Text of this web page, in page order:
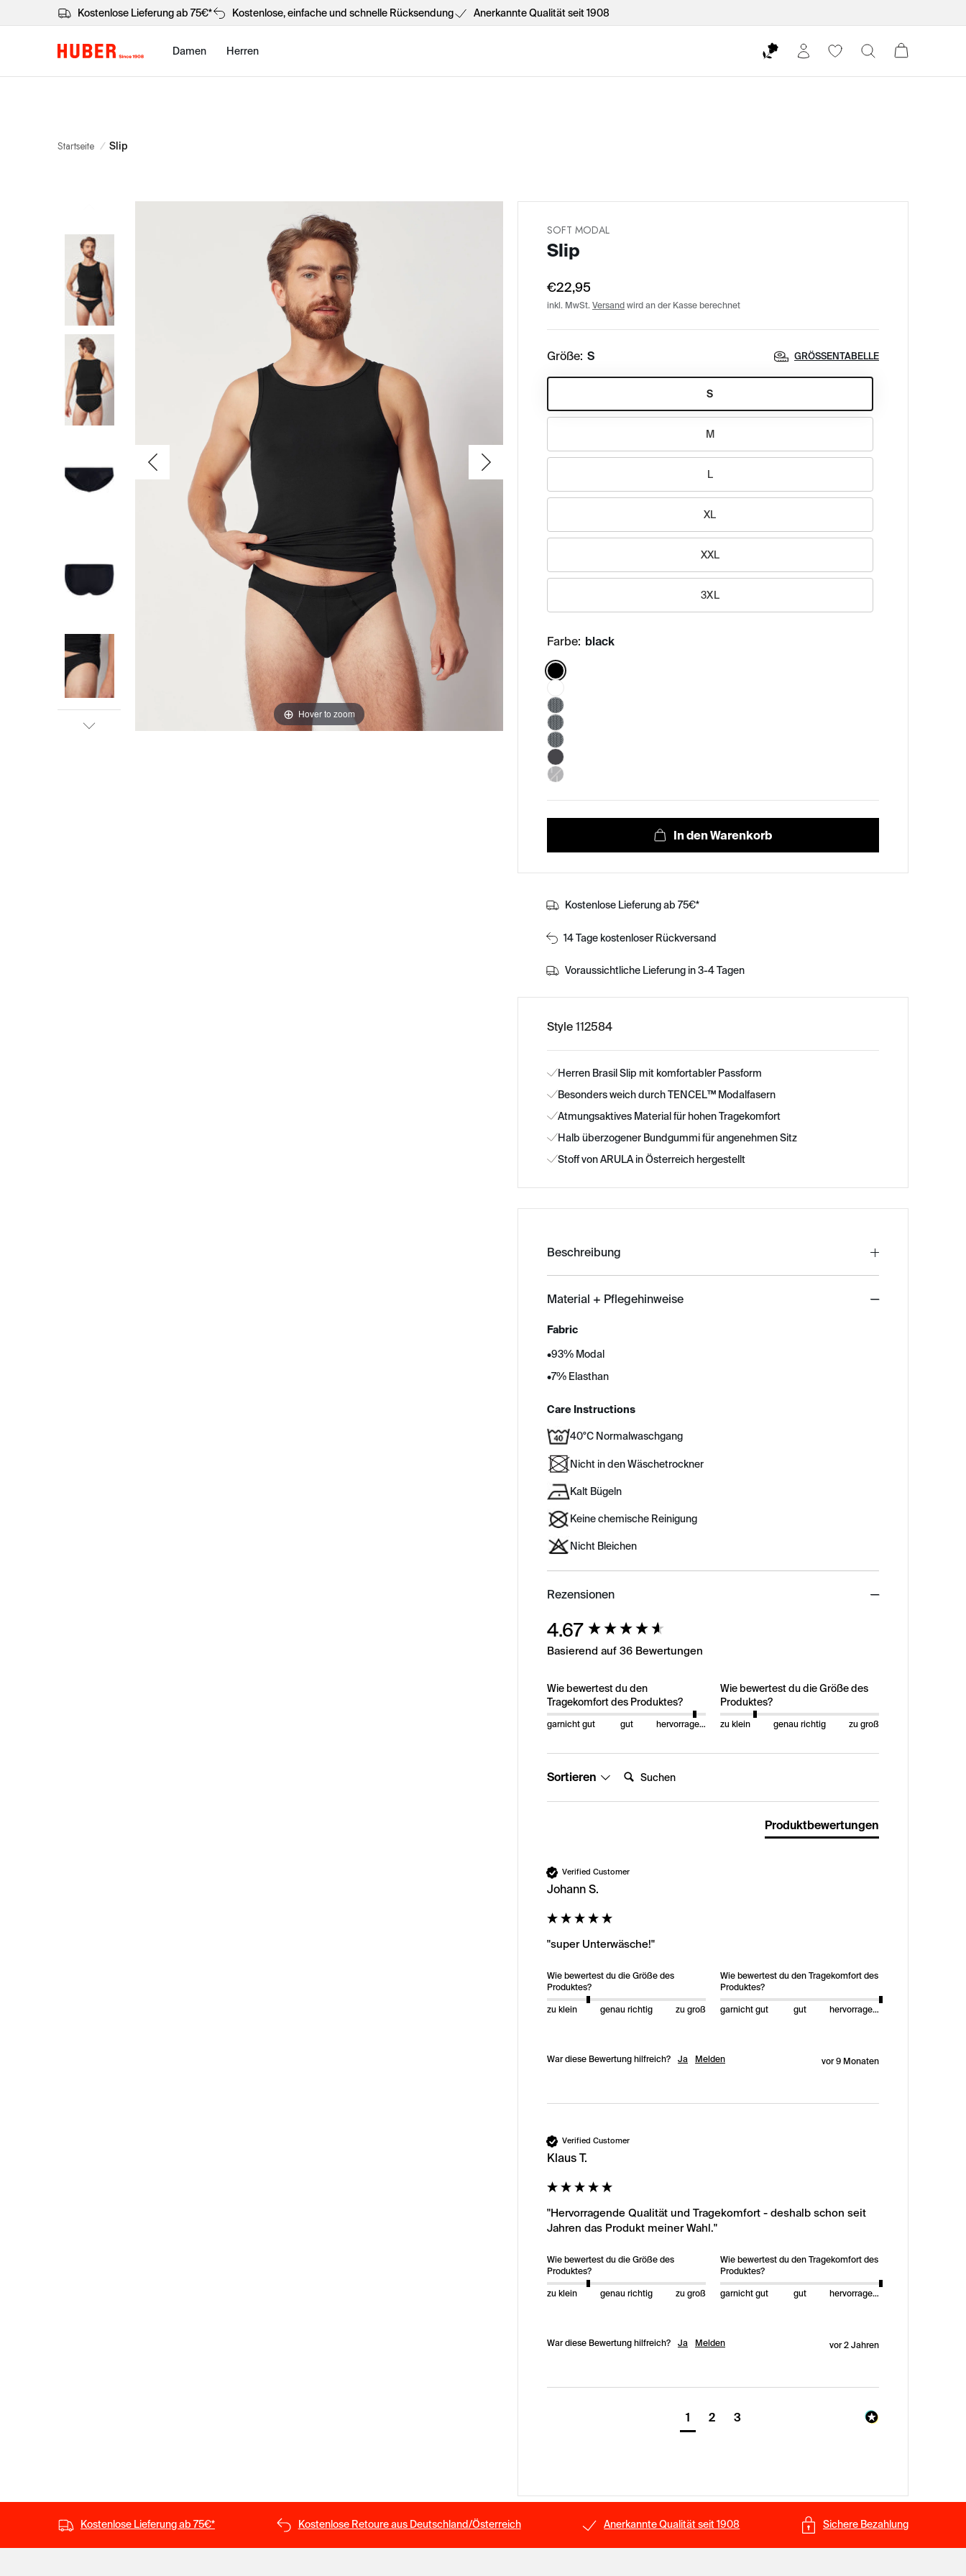
Kostenlose Lieferung ab 75€* Kostenlose, einfache und schnelle Rücksendung Anerkannte Qualität seit 1908
Damen Herren
Startseite / Slip
Hover to zoom
SOFT MODAL
Slip
€22,95
inkl. MwSt. Versand wird an der Kasse berechnet
Größe: S GRÖSSENTABELLE
S
M
L
XL
XXL
3XL
Farbe: black
Color:
Kostenlose Lieferung ab 75€*
14 Tage kostenloser Rückversand
Voraussichtliche Lieferung in 3-4 Tagen
Style 112584
Herren Brasil Slip mit komfortabler Passform
Besonders weich durch TENCEL™ Modalfasern
Atmungsaktives Material für hohen Tragekomfort
Halb überzogener Bundgummi für angenehmen Sitz
Stoff von ARULA in Österreich hergestellt
Beschreibung
Material + Pflegehinweise
Fabric
•93% Modal
•7% Elasthan
Care Instructions
40°C Normalwaschgang
Nicht in den Wäschetrockner
Kalt Bügeln
Keine chemische Reinigung
Nicht Bleichen
Rezensionen
4.67
Basierend auf 36 Bewertungen
Wie bewertest du den
Tragekomfort des Produktes?
garnicht gut gut hervorragend
Wie bewertest du die Größe des
Produktes?
zu klein genau richtig zu groß
Sortieren
Produktbewertungen
Verified Customer
Johann S.
"super Unterwäsche!"
Wie bewertest du die Größe des
Produktes?
zu klein genau richtig zu groß
Wie bewertest du den Tragekomfort des
Produktes?
garnicht gut gut hervorragend
War diese Bewertung hilfreich? Ja Melden vor 9 Monaten
Verified Customer
Klaus T.
"Hervorragende Qualität und Tragekomfort - deshalb schon seit
Jahren das Produkt meiner Wahl."
Wie bewertest du die Größe des
Produktes?
zu klein genau richtig zu groß
Wie bewertest du den Tragekomfort des
Produktes?
garnicht gut gut hervorragend
War diese Bewertung hilfreich? Ja Melden vor 2 Jahren
1 2 3
New content loaded
Kostenlose Lieferung ab 75€* Kostenlose Retoure aus Deutschland/Österreich Anerkannte Qualität seit 1908 Sichere Bezahlung